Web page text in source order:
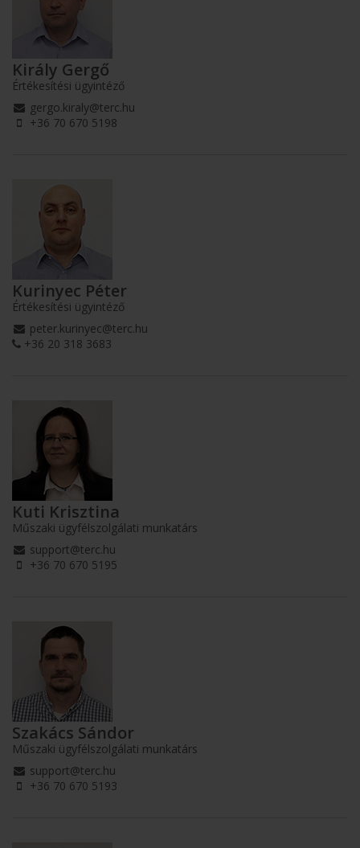
Király Gergő
Értékesítési ügyintéző
gergo.kiraly@terc.hu
+36 70 670 5198
Kurinyec Péter
Értékesítési ügyintéző
peter.kurinyec@terc.hu
+36 20 318 3683
Kuti Krisztina
Műszaki ügyfélszolgálati munkatárs
support@terc.hu
+36 70 670 5195
Szakács Sándor
Műszaki ügyfélszolgálati munkatárs
support@terc.hu
+36 70 670 5193